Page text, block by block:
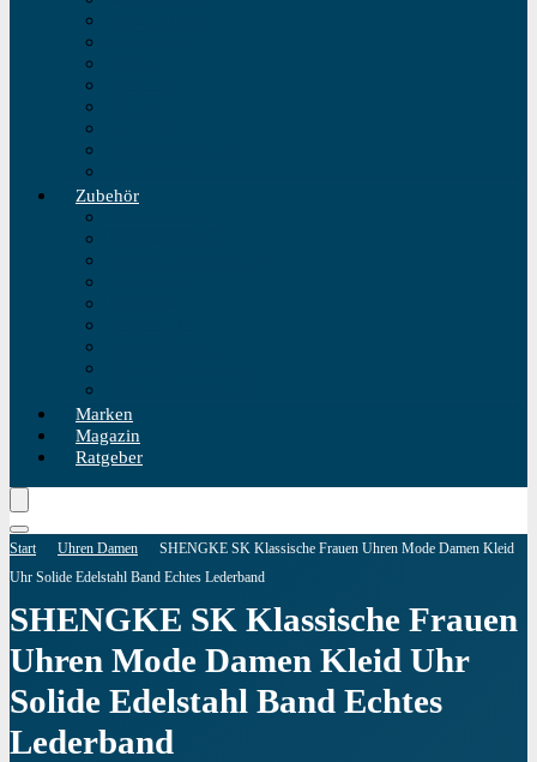
Zubehör
Marken
Magazin
Ratgeber
Start Uhren Damen
SHENGKE SK Klassische Frauen Uhren Mode Damen Kleid
Uhr Solide Edelstahl Band Echtes Lederband
SHENGKE SK Klassische Frauen
Uhren Mode Damen Kleid Uhr
Solide Edelstahl Band Echtes
Lederband